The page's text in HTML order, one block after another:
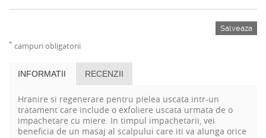
Salveaza
* campuri obligatorii
INFORMATII RECENZII
Hranire si regenerare pentru pielea uscata intr-un
tratament care include o exfoliere uscata urmata de o
impachetare cu miere. In timpul impachetarii, vei
beneficia de un masaj al scalpului care iti va alunga orice